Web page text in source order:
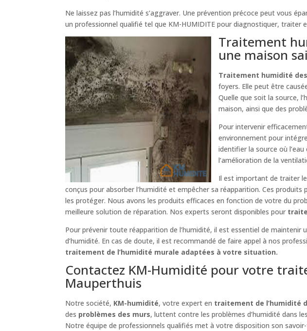
Ne laissez pas l’humidité s’aggraver. Une prévention précoce peut vous
un professionnel qualifié tel que KM-HUMIDITE pour diagnostiquer,
Traitement
une maison
Traitement humidité
foyers. Elle peut être
Quelle que soit la source,
maison, ainsi que des
Pour intervenir
environnement pour
identifier la source où
l’amélioration de la
Il est important de traiter
conçus pour absorber l’humidité et empêcher sa réapparition. Ces
les protéger. Nous avons les produits efficaces en fonction de votre du
meilleure solution de réparation. Nos experts seront disponibles pour
Pour prévenir toute réapparition de l’humidité, il est essentiel de
d’humidité. En cas de doute, il est recommandé de faire appel à nos
traitement de l’humidité murale adaptées à votre situation.
Contactez KM-Humidité pour votre
Mauperthuis
Notre société, KM-humidité, votre expert en traitement de l’humidité
des problèmes des murs, luttent contre les problèmes d’humidité dans
Notre équipe de professionnels qualifiés met à votre disposition son